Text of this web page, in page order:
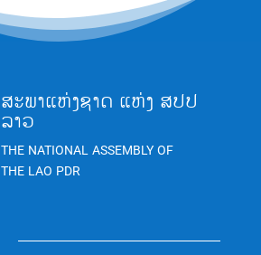
ສະພາແຫ່ງຊາດ ແຫ່ງ ສປປ
ລາວ
THE NATIONAL ASSEMBLY OF
THE LAO PDR